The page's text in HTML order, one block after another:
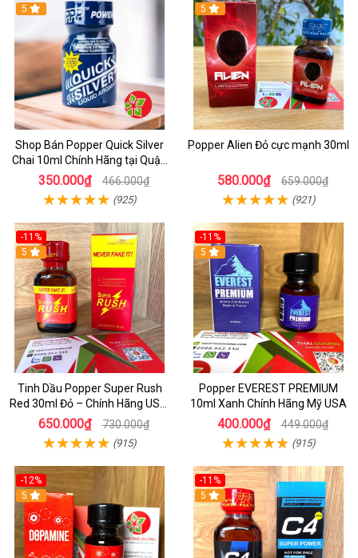
5
Shop Bán Popper Quick Silver
Chai 10ml Chính Hãng tại Quận
1 - Kích thích tăng ham muốn
cực mạnh
350.000₫ 466.000₫
(925)
5
Popper Alien Đỏ cực mạnh 30ml
580.000₫ 659.000₫
(921)
-11%
5
Tinh Dầu Popper Super Rush
Red 30ml Đỏ – Chính Hãng USA,
Kích Thích Mạnh, Tăng Hưng
Phấn
650.000₫ 730.000₫
(915)
-11%
5
Popper EVEREST PREMIUM
10ml Xanh Chính Hãng Mỹ USA
400.000₫ 449.000₫
(915)
-12%
5
-11%
5